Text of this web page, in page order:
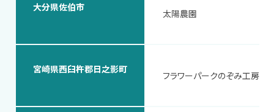
大分県佐伯市
太陽農園
宮崎県西臼杵郡日之影町
フラワーパークのぞみ工房